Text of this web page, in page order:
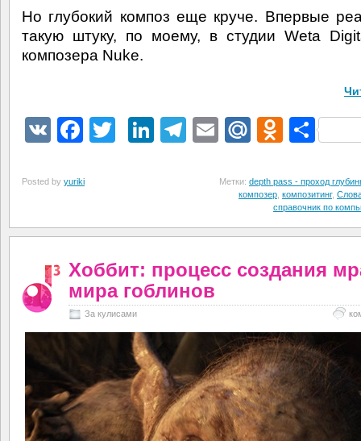
Но глубокий композ еще круче. Впервые
такую штуку, по моему, в студии Weta
композера Nuke.
VK Facebook
TwitterLinkedIn
Telegram
EmailMail.Ru
Posted by yuriki Метки: depth pass - проход
композер композитинг,
справочник по
Хоббит: процесс создания
мира гоблинов
За кулисами